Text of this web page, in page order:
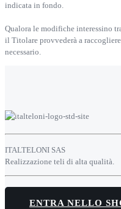
indicata in fondo.
Qualora le modifiche interessino
il Titolare provvederà a
necessario.
ITALTELONI SAS
Realizzazione teli di alta qualità.
ENTRA NELLO